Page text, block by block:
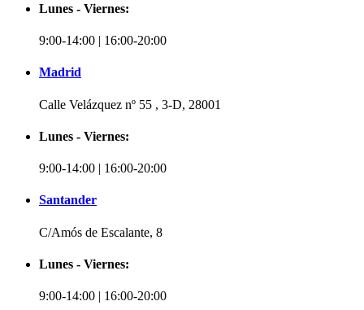
Lunes - Viernes:
9:00-14:00 | 16:00-20:00
Madrid
Calle Velázquez nº 55 , 3-D, 28001
Lunes - Viernes:
9:00-14:00 | 16:00-20:00
Santander
C/Amós de Escalante, 8
Lunes - Viernes:
9:00-14:00 | 16:00-20:00